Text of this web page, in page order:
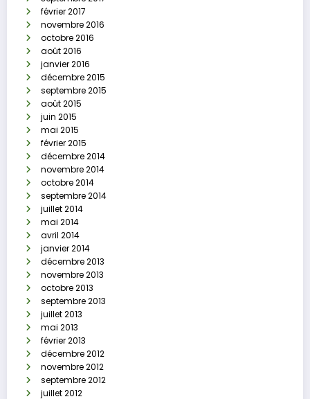
février 2017
novembre 2016
octobre 2016
août 2016
janvier 2016
décembre 2015
septembre 2015
août 2015
juin 2015
mai 2015
février 2015
décembre 2014
novembre 2014
octobre 2014
septembre 2014
juillet 2014
mai 2014
avril 2014
janvier 2014
décembre 2013
novembre 2013
octobre 2013
septembre 2013
juillet 2013
mai 2013
février 2013
décembre 2012
novembre 2012
septembre 2012
juillet 2012